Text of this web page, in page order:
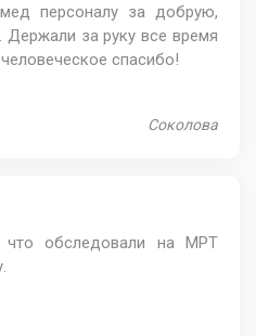
персоналу за добрую,
за руку все время
спасибо!
Соколова
что обследовали на МРТ